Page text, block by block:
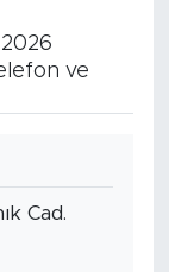
ve
Cad.